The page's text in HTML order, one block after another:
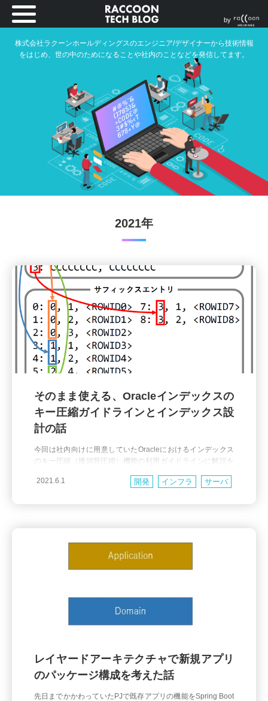
株式会社ラクーンホールディングスのエンジニア/デザイナーから技術情報
をはじめ、世の中のためになることや社内のことなどを発信してます。
by
2021年
そのまま使える、Oracleインデックスの
キー圧縮ガイドラインとインデックス設
計の話
今回は社内向けに用意していたOracleにおけるインデックス
のキー圧縮（接頭辞圧縮）機能の利用ガイドラインに解説を
マンス改善に対して効果的な一方でガイドラインがないと適
2021.6.1 開発 インフラ サーバ
レイヤードアーキテクチャで新規アプリ
のパッケージ構成を考えた話
先日までかかわっていたPJで既存アプリの機能をSpring Boot